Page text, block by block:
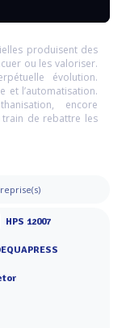
produisent des
ou les valoriser.
évolution.
et l’automatisation.
encore
train de rebattre les
HPS 12007